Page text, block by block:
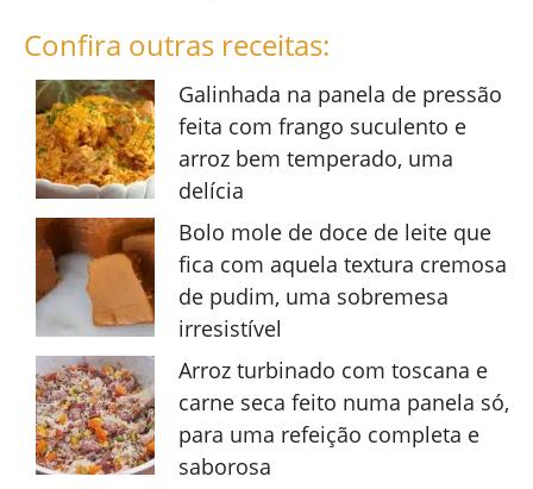
Confira outras receitas:
Galinhada na panela de pressão
feita com frango suculento e
arroz bem temperado, uma
delícia
Bolo mole de doce de leite que
fica com aquela textura cremosa
de pudim, uma sobremesa
irresistível
Arroz turbinado com toscana e
carne seca feito numa panela só,
para uma refeição completa e
saborosa